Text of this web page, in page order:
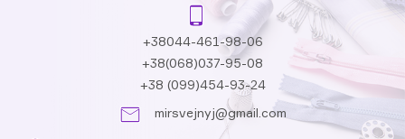
+38044-461-98-06
+38(068)037-95-08
+38 (099)454-93-24
mirsvejnyj@gmail.com